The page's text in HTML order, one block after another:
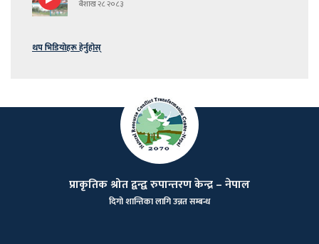
बैशाख २८ २०८३
थप भिडियोहरू हेर्नुहोस्
प्राकृतिक श्रोत द्वन्द्व रुपान्तरण केन्द्र – नेपाल
दिगो शान्तिका लागि उन्नत सम्बन्ध